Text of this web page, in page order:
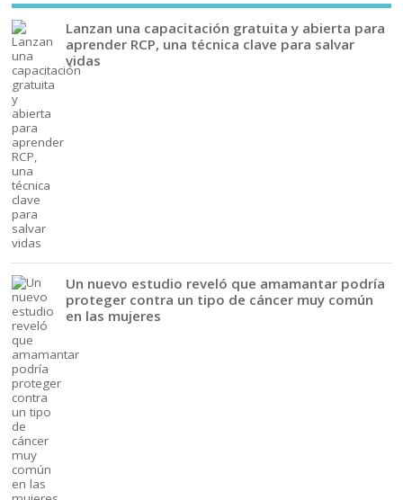
Lanzan una capacitación gratuita y abierta para
aprender RCP, una técnica clave para salvar
vidas
Un nuevo estudio reveló que amamantar podría
proteger contra un tipo de cáncer muy común
en las mujeres